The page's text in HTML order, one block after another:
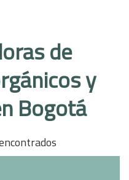
de
y
Bogotá